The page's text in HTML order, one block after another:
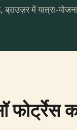
ब्राउज़र में यात्रा-
फोर्ट्रेस